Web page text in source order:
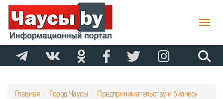
Toggle
Главная Город Чаусы
Предпринимательству и бизнесу